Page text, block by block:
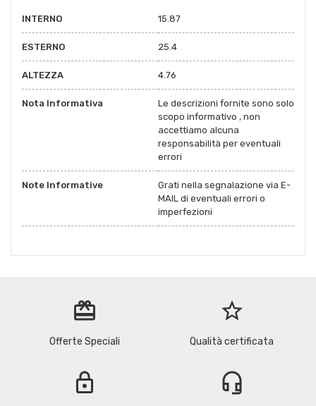
INTERNO 15.87
ESTERNO 25.4
ALTEZZA 4.76
Nota Informativa
Le descrizioni fornite sono solo
scopo informativo , non
accettiamo alcuna
responsabilità per eventuali
errori
Note Informative
Grati nella segnalazione via E-
MAIL di eventuali errori o
imperfezioni
redeem
Offerte Speciali
star_border
Qualità certificata
lock headset_mic